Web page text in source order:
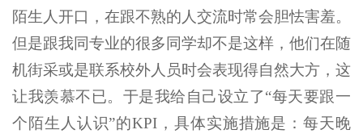
陌生人开口，在跟不熟的人交流时常会胆怯害羞。
但是跟我同专业的很多同学却不是这样，他们在随
机街采或是联系校外人员时会表现得自然大方，这
让我羡慕不已。于是我给自己设立了“每天要跟一
个陌生人认识”的KPI，具体实施措施是：每天晚